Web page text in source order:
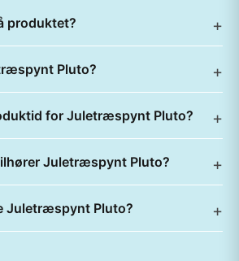
produktet?
Pluto?
for Juletræspynt Pluto?
Juletræspynt Pluto?
Juletræspynt Pluto?